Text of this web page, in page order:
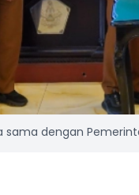
sama dengan